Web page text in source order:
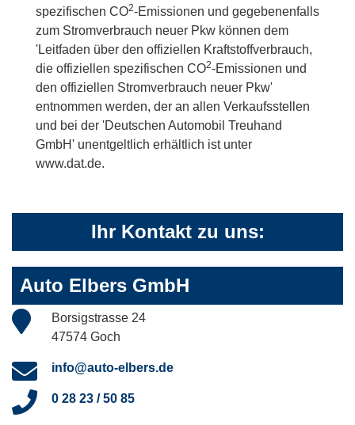
spezifischen CO2-Emissionen und gegebenenfalls
zum Stromverbrauch neuer Pkw können dem
'Leitfaden über den offiziellen Kraftstoffverbrauch,
die offiziellen spezifischen CO2-Emissionen und
den offiziellen Stromverbrauch neuer Pkw'
entnommen werden, der an allen Verkaufsstellen
und bei der 'Deutschen Automobil Treuhand
GmbH' unentgeltlich erhältlich ist unter
www.dat.de.
Ihr Kontakt zu uns:
Auto Elbers GmbH
Borsigstrasse 24
47574 Goch
info@auto-elbers.de
0 28 23 / 50 85